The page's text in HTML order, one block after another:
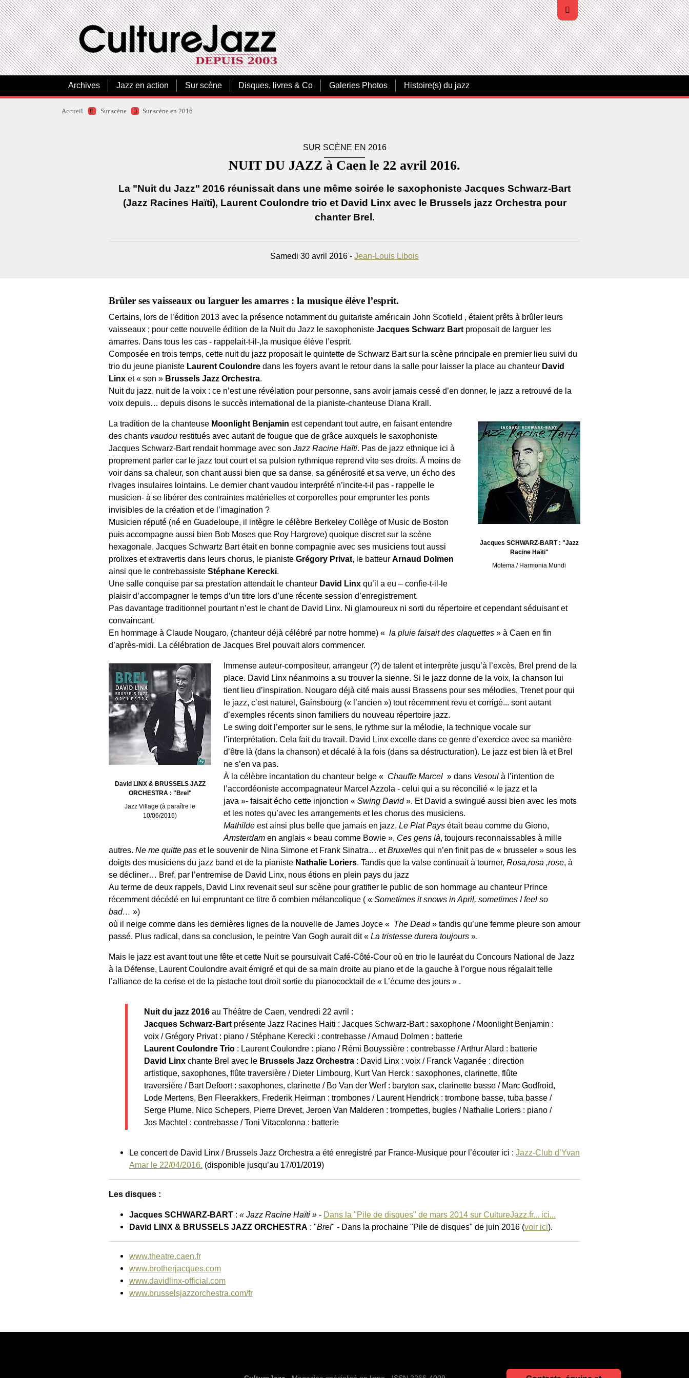
Archives Jazz en action Sur scène Disques, livres & Co Galeries Photos Histoire(s) du jazz
Accueil Sur scène Sur scène en 2016
SUR SCÈNE EN 2016
NUIT DU JAZZ à Caen le 22 avril 2016.
La "Nuit du Jazz" 2016 réunissait dans une même soirée le saxophoniste Jacques Schwarz-Bart
(Jazz Racines Haïti), Laurent Coulondre trio et David Linx avec le Brussels jazz Orchestra pour
chanter Brel.
Samedi 30 avril 2016 - Jean-Louis Libois
Brûler ses vaisseaux ou larguer les amarres : la musique élève l’esprit.
Certains, lors de l’édition 2013 avec la présence notamment du guitariste américain John Scofield , étaient prêts à brûler leurs
vaisseaux ; pour cette nouvelle édition de la Nuit du Jazz le saxophoniste Jacques Schwarz Bart proposait de larguer les
amarres. Dans tous les cas - rappelait-t-il-,la musique élève l’esprit.
Composée en trois temps, cette nuit du jazz proposait le quintette de Schwarz Bart sur la scène principale en premier lieu suivi du
trio du jeune pianiste Laurent Coulondre dans les foyers avant le retour dans la salle pour laisser la place au chanteur David
Linx et « son » Brussels Jazz Orchestra.
Nuit du jazz, nuit de la voix : ce n’est une révélation pour personne, sans avoir jamais cessé d’en donner, le jazz a retrouvé de la
voix depuis… depuis disons le succès international de la pianiste-chanteuse Diana Krall.
Jacques SCHWARZ-BART : "Jazz
Racine Haïti"
Motema / Harmonia Mundi
La tradition de la chanteuse Moonlight Benjamin est cependant tout autre, en faisant entendre
des chants vaudou restitués avec autant de fougue que de grâce auxquels le saxophoniste
Jacques Schwarz-Bart rendait hommage avec son Jazz Racine Haïti. Pas de jazz ethnique ici à
proprement parler car le jazz tout court et sa pulsion rythmique reprend vite ses droits. À moins de
voir dans sa chaleur, son chant aussi bien que sa danse, sa générosité et sa verve, un écho des
rivages insulaires lointains. Le dernier chant vaudou interprété n’incite-t-il pas - rappelle le
musicien- à se libérer des contraintes matérielles et corporelles pour emprunter les ponts
invisibles de la création et de l’imagination ?
Musicien réputé (né en Guadeloupe, il intègre le célèbre Berkeley Collège of Music de Boston
puis accompagne aussi bien Bob Moses que Roy Hargrove) quoique discret sur la scène
hexagonale, Jacques Schwartz Bart était en bonne compagnie avec ses musiciens tout aussi
prolixes et extravertis dans leurs chorus, le pianiste Grégory Privat, le batteur Arnaud Dolmen
ainsi que le contrebassiste Stéphane Kerecki.
Une salle conquise par sa prestation attendait le chanteur David Linx qu’il a eu – confie-t-il-le
plaisir d’accompagner le temps d’un titre lors d’une récente session d’enregistrement.
Pas davantage traditionnel pourtant n’est le chant de David Linx. Ni glamoureux ni sorti du répertoire et cependant séduisant et
convaincant.
En hommage à Claude Nougaro, (chanteur déjà célébré par notre homme) « la pluie faisait des claquettes » à Caen en fin
d’après-midi. La célébration de Jacques Brel pouvait alors commencer.
David LINX & BRUSSELS JAZZ
ORCHESTRA : "Brel"
Jazz Village (à paraître le
10/06/2016)
Immense auteur-compositeur, arrangeur (?) de talent et interprète jusqu’à l’excès, Brel prend de la
place. David Linx néanmoins a su trouver la sienne. Si le jazz donne de la voix, la chanson lui
tient lieu d’inspiration. Nougaro déjà cité mais aussi Brassens pour ses mélodies, Trenet pour qui
le jazz, c’est naturel, Gainsbourg (« l’ancien ») tout récemment revu et corrigé... sont autant
d’exemples récents sinon familiers du nouveau répertoire jazz.
Le swing doit l’emporter sur le sens, le rythme sur la mélodie, la technique vocale sur
l’interprétation. Cela fait du travail. David Linx excelle dans ce genre d’exercice avec sa manière
d’être là (dans la chanson) et décalé à la fois (dans sa déstructuration). Le jazz est bien là et Brel
ne s’en va pas.
À la célèbre incantation du chanteur belge « Chauffe Marcel » dans Vesoul à l’intention de
l’accordéoniste accompagnateur Marcel Azzola - celui qui a su réconcilié « le jazz et la
java »- faisait écho cette injonction «Swing David». Et David a swingué aussi bien avec les mots
et les notes qu’avec les arrangements et les chorus des musiciens.
Mathilde est ainsi plus belle que jamais en jazz,Le Plat Pays était beau comme du Giono,
Amsterdam en anglais « beau comme Bowie », Ces gens là, toujours reconnaissables à mille
autres. Ne me quitte pas et le souvenir de Nina Simone et Frank Sinatra… etBruxelles qui n’en finit pas de « brusseler » sous les
doigts des musiciens du jazz band et de la pianiste Nathalie Loriers. Tandis que la valse continuait à tourner, Rosa,rosa ,rose, à
se décliner… Bref, par l’entremise de David Linx, nous étions en plein pays du jazz
Au terme de deux rappels, David Linx revenait seul sur scène pour gratifier le public de son hommage au chanteur Prince
récemment décédé en lui empruntant ce titre ô combien mélancolique ( « Sometimes it snows in April, sometimes I feel so
bad… »)
où il neige comme dans les dernières lignes de la nouvelle de James Joyce « The Dead» tandis qu’une femme pleure son amour
passé. Plus radical, dans sa conclusion, le peintre Van Gogh aurait dit « La tristesse durera toujours ».
Mais le jazz est avant tout une fête et cette Nuit se poursuivait Café-Côté-Cour où en trio le lauréat du Concours National de Jazz
à la Défense, Laurent Coulondre avait émigré et qui de sa main droite au piano et de la gauche à l’orgue nous régalait telle
l’alliance de la cerise et de la pistache tout droit sortie du pianococktail de « L’écume des jours » .
Nuit du jazz 2016 au Théâtre de Caen, vendredi 22 avril :
Jacques Schwarz-Bart présente Jazz Racines Haiti : Jacques Schwarz-Bart : saxophone / Moonlight Benjamin :
voix / Grégory Privat : piano / Stéphane Kerecki : contrebasse / Arnaud Dolmen : batterie
Laurent Coulondre Trio : Laurent Coulondre : piano / Rémi Bouyssière : contrebasse / Arthur Alard : batterie
David Linx chante Brel avec le Brussels Jazz Orchestra : David Linx : voix / Franck Vaganée : direction
artistique, saxophones, flûte traversière / Dieter Limbourg, Kurt Van Herck : saxophones, clarinette, flûte
traversière / Bart Defoort : saxophones, clarinette / Bo Van der Werf : baryton sax, clarinette basse / Marc Godfroid,
Lode Mertens, Ben Fleerakkers, Frederik Heirman : trombones / Laurent Hendrick : trombone basse, tuba basse /
Serge Plume, Nico Schepers, Pierre Drevet, Jeroen Van Malderen : trompettes, bugles / Nathalie Loriers : piano /
Jos Machtel : contrebasse / Toni Vitacolonna : batterie
Le concert de David Linx / Brussels Jazz Orchestra a été enregistré par France-Musique pour l’écouter ici : Jazz-Club d’Yvan
Amar le 22/04/2016. (disponible jusqu’au 17/01/2019)
Les disques :
Jacques SCHWARZ-BART : « Jazz Racine Haïti » - Dans la "Pile de disques" de mars 2014 sur CultureJazz.fr... ici...
David LINX & BRUSSELS JAZZ ORCHESTRA : "Brel" - Dans la prochaine "Pile de disques" de juin 2016 (voir ici).
www.theatre.caen.fr
www.brotherjacques.com
www.davidlinx-official.com
www.brusselsjazzorchestra.com/fr